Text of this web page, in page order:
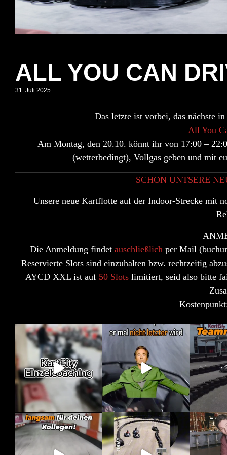
ALL YOU CAN
31. Juli 2025
Das letzte ist vorbei, das nächste
All You
Am Montag, den 20.10. könnt ihr von 17:00 –
(wetterbedingt), Vollgas geben und mit
SCHON UNTSERE
Unsere neue Kartflotteauf der Indoor-Strecke mit
Die Anmeldung findet auschließlich per Mail
Reservierte Slots sind einzuhalten bzw. rechtzeitig
AYCD XXL ist auf 50 Slots limitiert, seid also bitte